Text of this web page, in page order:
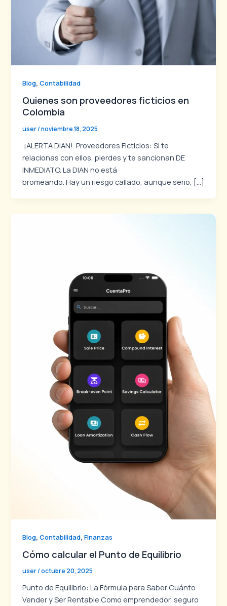
Blog,Contabilidad
Quienes son proveedores ficticios en
Colombia
user/noviembre 18, 2025
¡ALERTA DIAN! Proveedores Ficticios: Si te
relacionas con ellos, pierdes y te sancionan DE
INMEDIATO. La DIAN no está
bromeando. Hay un riesgo callado, aunque serio, […]
Blog,Contabilidad,Finanzas
Cómo calcular el Punto de Equilibrio
user/octubre 20, 2025
Punto de Equilibrio: La Fórmula para Saber Cuánto
Vender y Ser Rentable Como emprendedor, seguro